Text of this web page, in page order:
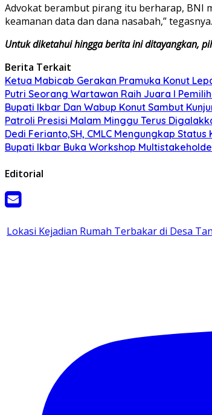
Advokat berambut pirang itu berharap, BNI
keamanan data dan dana nasabah,” tegasnya.
Untuk diketahui hingga berita ini ditayangkan,
Berita Terkait
Ketua Mabicab Gerakan Pramuka Konut
Putri Seorang Wartawan ‎Raih Juara I
Bupati Ikbar Dan Wabup Konut Sambut
Patroli Presisi Malam Minggu Terus
Dedi Ferianto,SH, CMLC Mengungkap
Bupati Ikbar Buka Workshop
Editorial
Lokasi Kejadian Rumah Terbakar di Desa